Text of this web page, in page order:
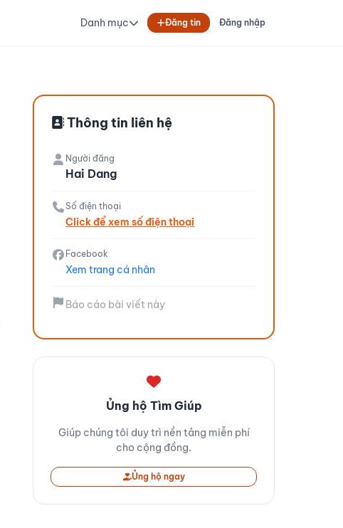
Danh mục Đăng tin Đăng nhập
Thông tin liên hệ
Người đăng
Hai Dang
Số điện thoại
Click để xem số điện thoại
Facebook
Xem trang cá nhân
Báo cáo bài viết này
Ủng hộ Tìm Giúp
Giúp chúng tôi duy trì nền tảng miễn phí
cho cộng đồng.
Ủng hộ ngay